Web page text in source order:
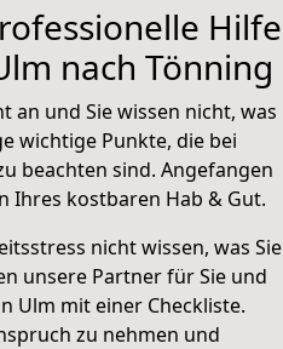
Hilfe
nach Tönning
an und Sie wissen nicht, was
wichtige Punkte, die bei
beachten sind. Angefangen
Ihres kostbaren Hab & Gut.
nicht wissen, was Sie
unsere Partner für Sie und
Ulm mit einer Checkliste.
zu nehmen und